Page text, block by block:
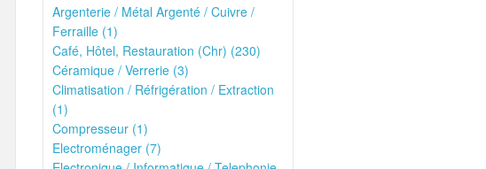
Argenterie / Métal Argenté / Cuivre /
Ferraille (1)
Café, Hôtel, Restauration (Chr) (230)
Céramique / Verrerie (3)
Climatisation / Réfrigération / Extraction
(1)
Compresseur (1)
Electroménager (7)